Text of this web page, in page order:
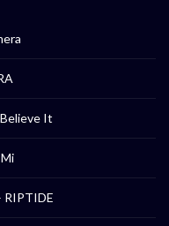
It
RIPTIDE